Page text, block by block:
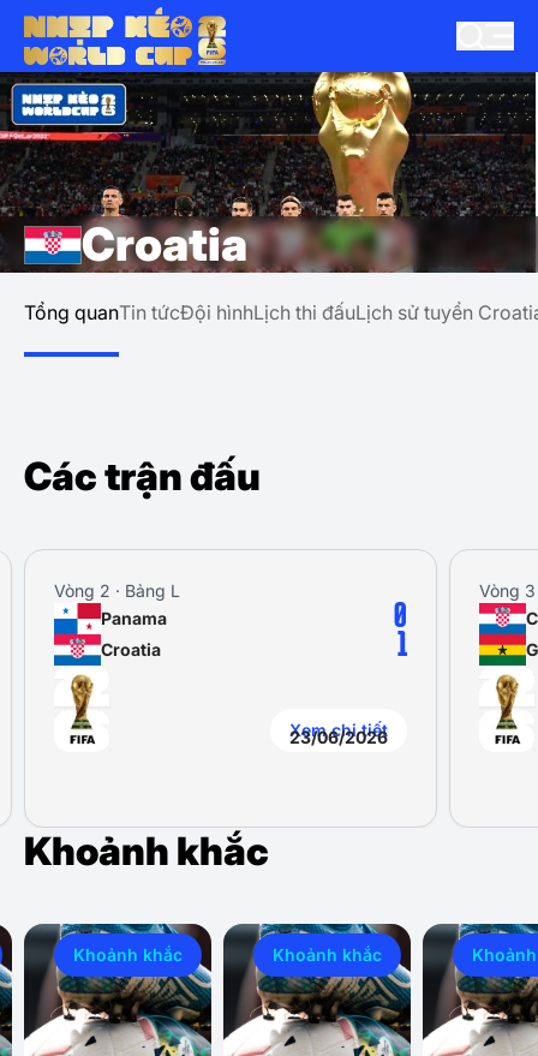
Croatia
Tổng quanTin tứcĐội hìnhLịch thi đấuLịch sử tuyển
Các trận đấu
Vòng 2 · Bảng L
23/06/2026
Panama
Croatia
0
1
Xem chi tiết
Vòng 3
Khoảnh khắc
Khoảnh khắc Khoảnh khắc